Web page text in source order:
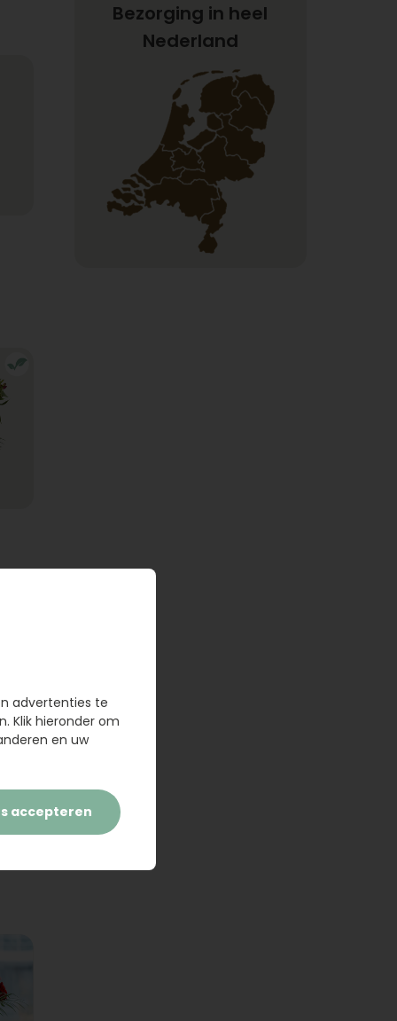
Bezorging in heel
Nederland
advertenties te
Klik hieronder om
en uw
accepteren